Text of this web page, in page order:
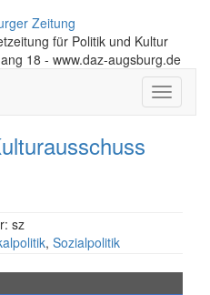
Zeitung
für Politik und Kultur
18 - www.daz-augsburg.de
Toggle
sz
, Sozialpolitik